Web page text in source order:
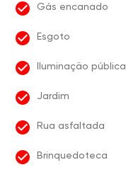
Gás encanado
Esgoto
Iluminação pública
Jardim
Rua asfaltada
Brinquedoteca